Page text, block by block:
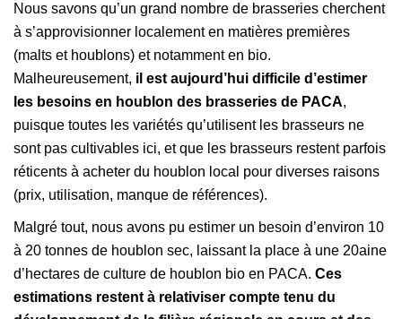
Nous savons qu’un grand nombre de brasseries cherchent
à s’approvisionner localement en matières premières
(malts et houblons) et notamment en bio.
Malheureusement, il est aujourd’hui difficile d’estimer
les besoins en houblon des brasseries de PACA,
puisque toutes les variétés qu’utilisent les brasseurs ne
sont pas cultivables ici, et que les brasseurs restent parfois
réticents à acheter du houblon local pour diverses raisons
(prix, utilisation, manque de références).
Malgré tout, nous avons pu estimer un besoin d’environ 10
à 20 tonnes de houblon sec, laissant la place à une 20aine
d’hectares de culture de houblon bio en PACA. Ces
estimations restent à relativiser compte tenu du